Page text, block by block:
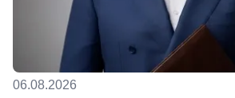
06.08.2026